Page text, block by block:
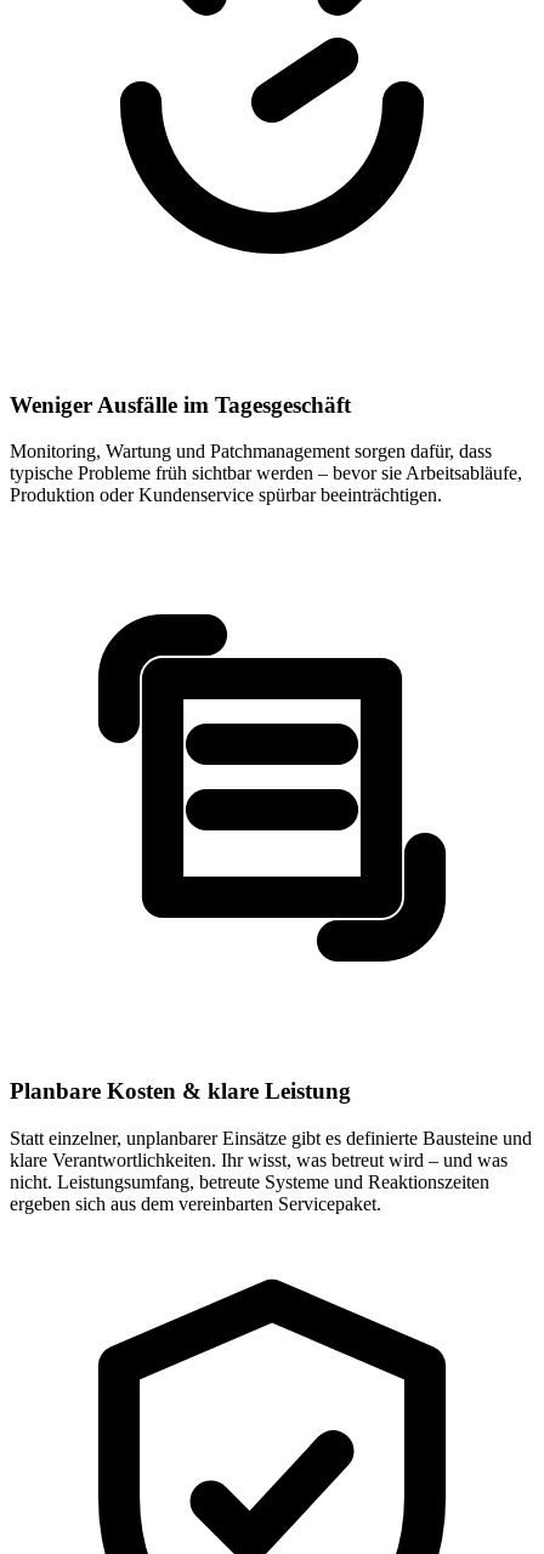
Weniger Ausfälle im Tagesgeschäft
Monitoring, Wartung und Patchmanagement sorgen dafür, dass
typische Probleme früh sichtbar werden – bevor sie Arbeitsabläufe,
Produktion oder Kundenservice spürbar beeinträchtigen.
Planbare Kosten & klare Leistung
Statt einzelner, unplanbarer Einsätze gibt es definierte Bausteine und
klare Verantwortlichkeiten. Ihr wisst, was betreut wird – und was
nicht. Leistungsumfang, betreute Systeme und Reaktionszeiten
ergeben sich aus dem vereinbarten Servicepaket.